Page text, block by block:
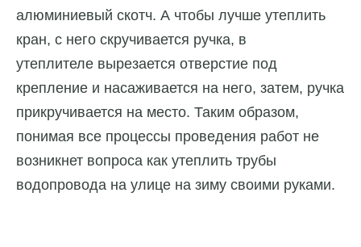
алюминиевый скотч. А чтобы лучше утеплить
кран, с него скручивается ручка, в
утеплителе вырезается отверстие под
крепление и насаживается на него, затем, ручка
прикручивается на место. Таким образом,
понимая все процессы проведения работ не
возникнет вопроса как утеплить трубы
водопровода на улице на зиму своими руками.